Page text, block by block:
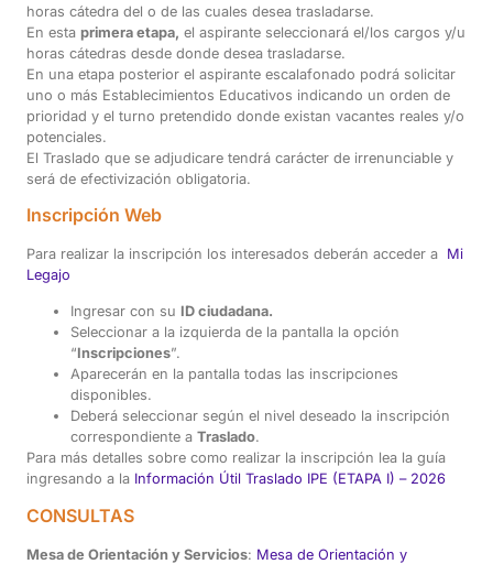
horas cátedra del o de las cuales desea trasladarse.
En esta primera etapa, el aspirante seleccionará el/los cargos y/u
horas cátedras desde donde desea trasladarse.
En una etapa posterior el aspirante escalafonado podrá solicitar
uno o más Establecimientos Educativos indicando un orden de
prioridad y el turno pretendido donde existan vacantes reales y/o
potenciales.
El Traslado que se adjudicare tendrá carácter de irrenunciable y
será de efectivización obligatoria.
Inscripción Web
Para realizar la inscripción los interesados deberán acceder a Mi
Legajo
Ingresar con su ID ciudadana.
Seleccionar a la izquierda de la pantalla la opción
“Inscripciones”.
Aparecerán en la pantalla todas las inscripciones
disponibles.
Deberá seleccionar según el nivel deseado la inscripción
correspondiente a Traslado.
Para más detalles sobre como realizar la inscripción lea la guía
ingresando a la Información Útil Traslado IPE (ETAPA I) – 2026
CONSULTAS
Mesa de Orientación y Servicios: Mesa de Orientación y